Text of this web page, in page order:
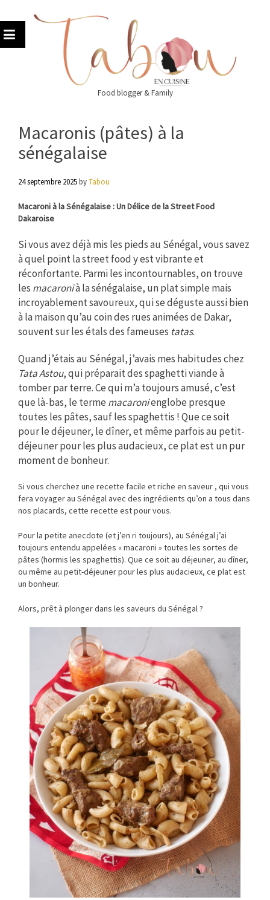
to
content
Food blogger & Family
Macaronis (pâtes) à la
sénégalaise
24 septembre 2025byTabou
Macaroni à la Sénégalaise : Un Délice de la Street Food
Dakaroise
Si vous avez déjà mis les pieds au Sénégal, vous savez
à quel point la street food y est vibrante et
réconfortante. Parmi les incontournables, on trouve
les macaronià la sénégalaise, un plat simple mais
incroyablement savoureux, qui se déguste aussi bien
à la maison qu’au coin des rues animées de Dakar,
souvent sur les étals des fameuses tatas.
Quand j’étais au Sénégal, j’avais mes habitudes chez
Tata Astou, qui préparait des spaghetti viande à
tomber par terre. Ce qui m’a toujours amusé, c’est
que là-bas, le terme macaronienglobe presque
toutes les pâtes, sauf les spaghettis ! Que ce soit
pour le déjeuner, le dîner, et même parfois au petit-
déjeuner pour les plus audacieux, ce plat est un pur
moment de bonheur.
Si vous cherchez une recette facile et riche en saveur , qui vous
fera voyager au Sénégal avec des ingrédients qu’on a tous dans
nos placards, cette recette est pour vous.
Pour la petite anecdote (et j’en ri toujours), au Sénégal j’ai
toujours entendu appelées « macaroni » toutes les sortes de
pâtes (hormis les spaghettis). Que ce soit au déjeuner, au dîner,
ou même au petit-déjeuner pour les plus audacieux, ce plat est
un bonheur.
Alors, prêt à plonger dans les saveurs du Sénégal ?